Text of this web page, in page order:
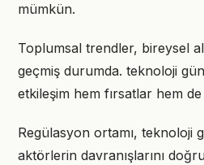
mümkün.
Toplumsal trendler, bireysel
geçmiş durumda. teknoloji
etkileşim hem fırsatlar hem
Regülasyon ortamı, teknoloji
aktörlerin davranışlarını